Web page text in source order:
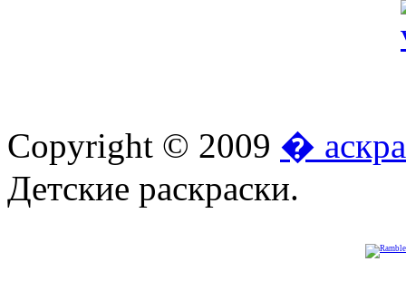
Copyright © 2009 �
Детские раскраски.